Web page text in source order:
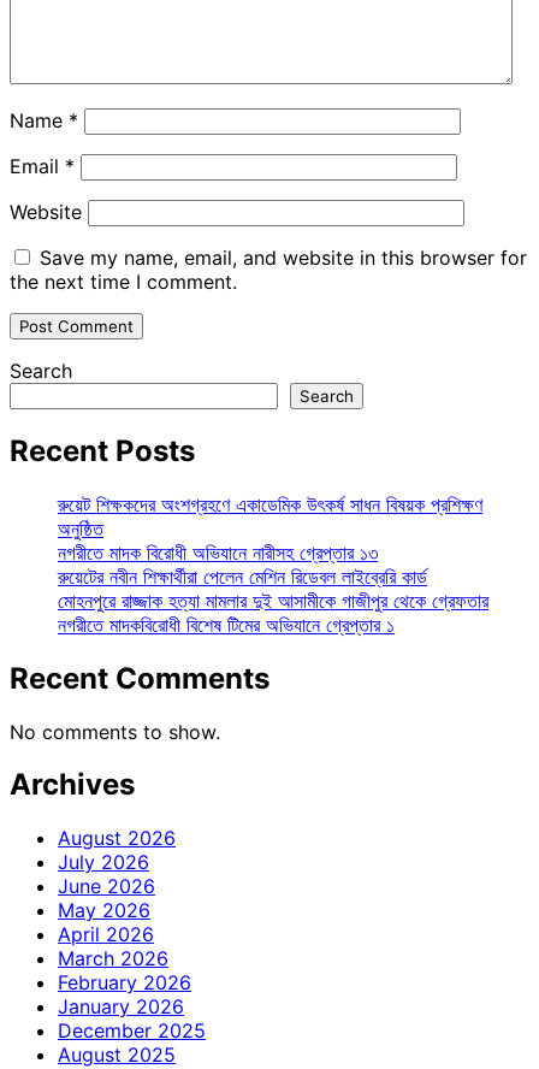
Name *
Email *
Website
Save my name, email, and website in this browser for
the next time I comment.
Search
Search
Recent Posts
রুয়েট শিক্ষকদের অংশগ্রহণে একাডেমিক উৎকর্ষ সাধন বিষয়ক প্রশিক্ষণ
অনুষ্ঠিত
নগরীতে মাদক বিরোধী অভিযানে নারীসহ গ্রেপ্তার ১৩
রুয়েটের নবীন শিক্ষার্থীরা পেলেন মেশিন রিডেবল লাইব্রেরি কার্ড
মোহনপুরে রাজ্জাক হত্যা মামলার দুই আসামীকে গাজীপুর থেকে গ্রেফতার
নগরীতে মাদকবিরোধী বিশেষ টিমের অভিযানে গ্রেপ্তার ১
Recent Comments
No comments to show.
Archives
August 2026
July 2026
June 2026
May 2026
April 2026
March 2026
February 2026
January 2026
December 2025
August 2025